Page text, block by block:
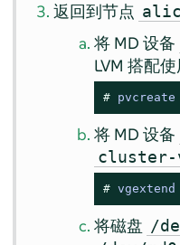
返回到节点
将 MD 设备
LVM 搭配
# pvcreate
将 MD 设备
cluster-
#
将磁盘 /